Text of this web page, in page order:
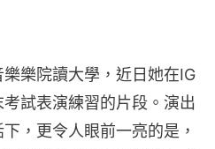
樂院讀大學，近日她在IG
試表演練習的片段。演出
，更令人眼前一亮的是，